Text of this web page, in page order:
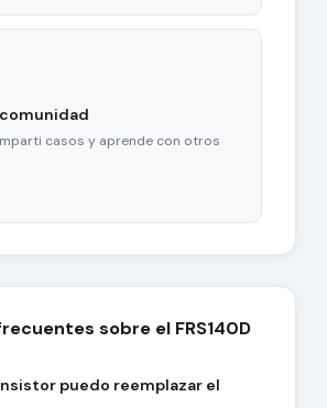
casos y aprende con otros
sobre el FRS140D
puedo reemplazar el